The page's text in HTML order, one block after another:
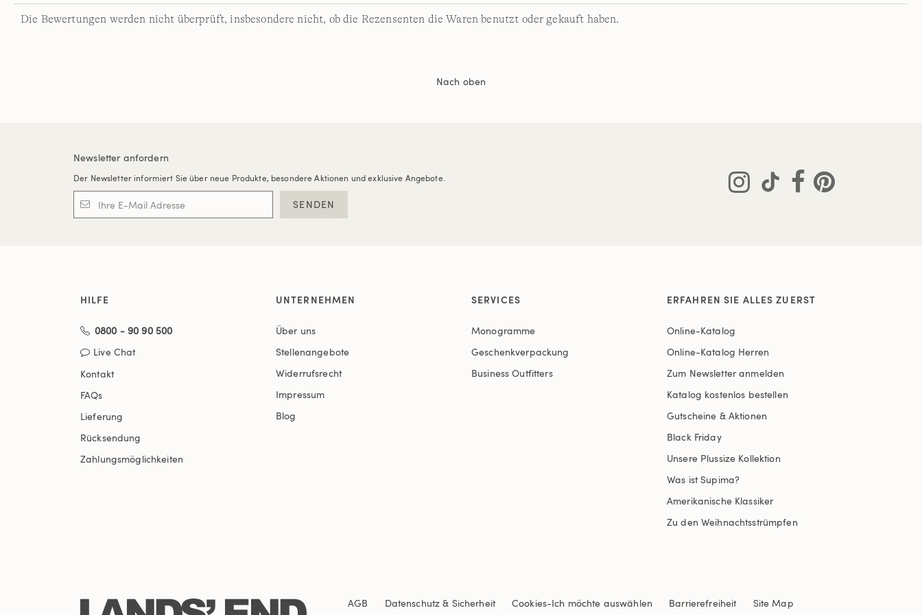
Die Bewertungen werden nicht überprüft, insbesondere nicht, ob die Rezensenten die Waren benutzt oder gekauft haben.
Nach oben
Newsletter anfordern
Der Newsletter informiert Sie über neue Produkte, besondere Aktionen und exklusive Angebote.
SENDEN
HILFE
0800 - 90 90 500
Live Chat
Kontakt
FAQs
Lieferung
Rücksendung
Zahlungsmöglichkeiten
UNTERNEHMEN
Über uns
Stellenangebote
Widerrufsrecht
Impressum
Blog
SERVICES
Monogramme
Geschenkverpackung
Business Outfitters
ERFAHREN SIE ALLES ZUERST
Online-Katalog
Online-Katalog Herren
Zum Newsletter anmelden
Katalog kostenlos bestellen
Gutscheine & Aktionen
Black Friday
Unsere Plussize Kollektion
Was ist Supima?
Amerikanische Klassiker
Zu den Weihnachtsstrümpfen
AGB Datenschutz & Sicherheit Cookies-Ich möchte auswählen Barrierefreiheit
Site Map